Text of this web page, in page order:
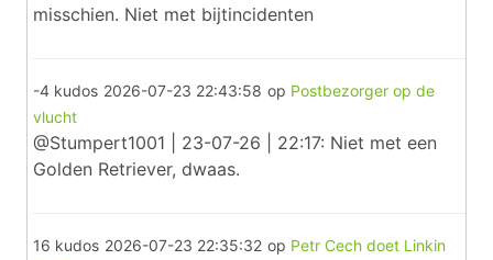
misschien. Niet met bijtincidenten
-4 kudos 2026-07-23 22:43:58 op Postbezorger op de
vlucht
@Stumpert1001 | 23-07-26 | 22:17: Niet met een
Golden Retriever, dwaas.
16 kudos 2026-07-23 22:35:32 op Petr Cech doet Linkin